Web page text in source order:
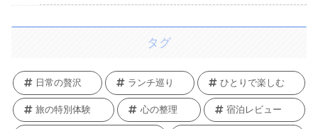
タグ
日常の贅沢 ランチ巡り ひとりで楽しむ
旅の特別体験 心の整理 宿泊レビュー